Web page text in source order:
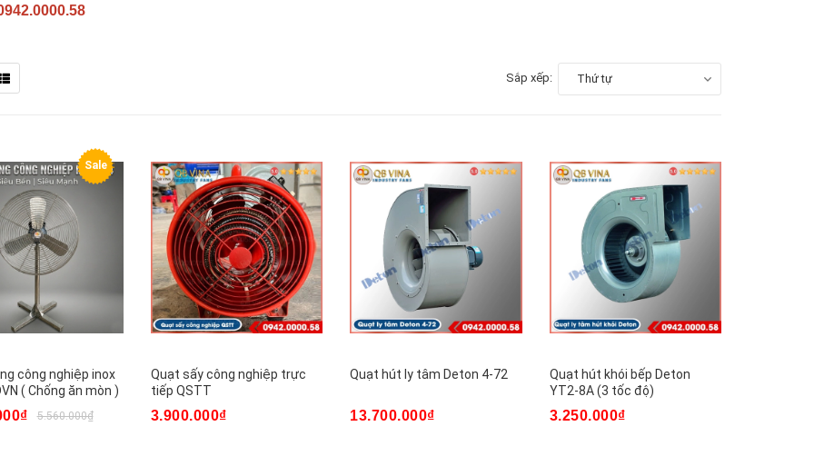
Sắp xếp: Thứ tự
Sale
công nghiệp inox
( Chống ăn mòn )
5.560.000₫
Quạt sấy công nghiệp trực
tiếp QSTT
3.900.000₫
Quạt hút ly tâm Deton 4-72
13.700.000₫
Quạt hút khói bếp Deton
YT2-8A (3 tốc độ)
3.250.000₫